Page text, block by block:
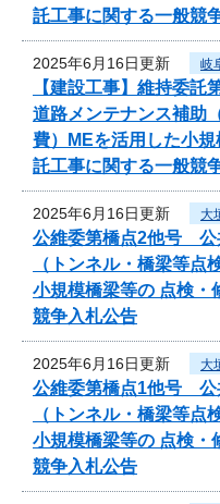
託工事に関する一般競
2025年6月16日更新 岐
【建設工事】維持委
道路メンテナンス補助
費）MEを活用した小
託工事に関する一般競
2025年6月16日更新 大
公維委第橋点2他号
（トンネル・橋梁等点
小規模橋梁等の 点検・
競争入札公告
2025年6月16日更新 大
公維委第橋点1他号
（トンネル・橋梁等点
小規模橋梁等の 点検・
競争入札公告